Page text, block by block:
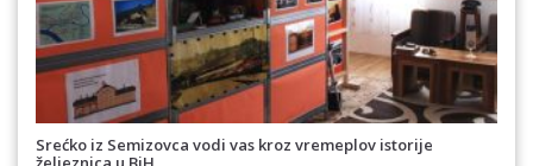
Srećko iz Semizovca vodi vas kroz vremeplov istorije